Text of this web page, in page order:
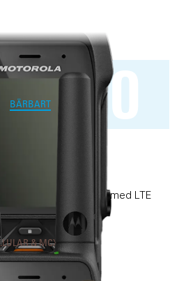
BÄRBART
terminal förädlad med LTE
& MCX SWEN